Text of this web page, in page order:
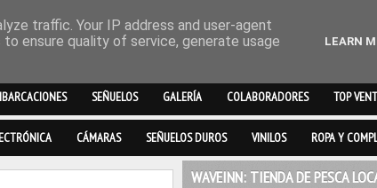
SEÑUELOS GALERÍA COLABORADORES TOP
CÁMARAS SEÑUELOS DUROS VINILOS ROPA Y
WAVEINN: TIENDA DE PESCA
traffic. Your IP address and user-agent
ensure quality of service, generate usage
LEARN